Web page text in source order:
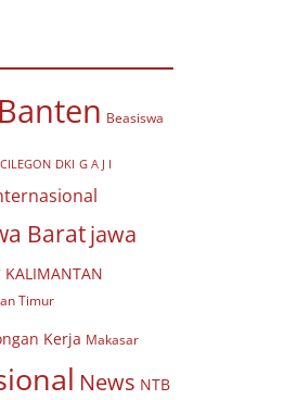
Banten Beasiswa
CILEGON DKI G A J I
Baratjawa
KALIMANTAN
Timur
Kerja Makasar
News NTB